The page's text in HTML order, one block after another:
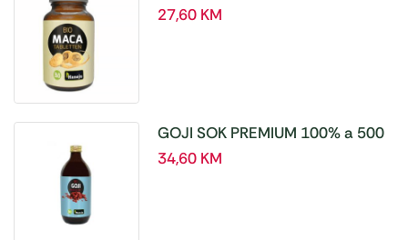
tablete, a180 tbl – Hanoju
27,60 KM
GOJI SOK PREMIUM 100% a 500
ml
34,60 KM